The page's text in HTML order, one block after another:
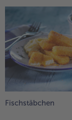
Fischstäbchen